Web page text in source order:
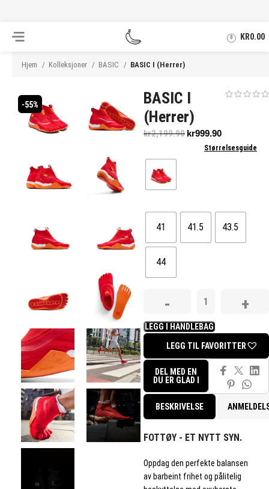
0 KR0.00
Hjem Kolleksjoner BASIC BASIC I (Herrer)
-55%
BASIC I
(Herrer)
kr2,199.90 kr999.90
Størrelsesguide
41 41.5 43.5
44
LEGG I HANDLEBAG
LEGG TIL FAVORITTER
DEL MED EN
DU ER GLAD I
BESKRIVELSE
FOTTØY - ET NYTT SYN.
Oppdag den perfekte balansen
av barbeint frihet og pålitelig